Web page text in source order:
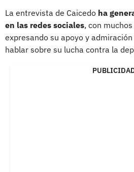
La entrevista de Caicedo ha
en las redes sociales, con
expresando su apoyo y
hablar sobre su lucha contra la